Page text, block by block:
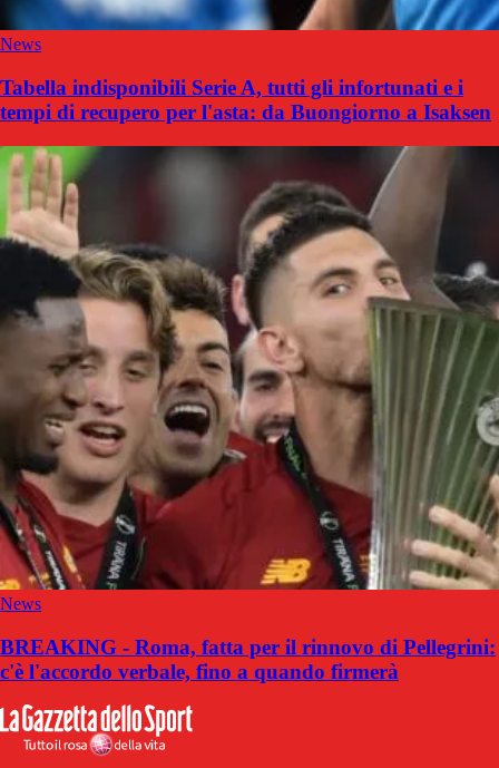
News
Tabella indisponibili Serie A, tutti gli infortunati e i
tempi di recupero per l'asta: da Buongiorno a Isaksen
News
BREAKING - Roma, fatta per il rinnovo di Pellegrini:
c'è l'accordo verbale, fino a quando firmerà